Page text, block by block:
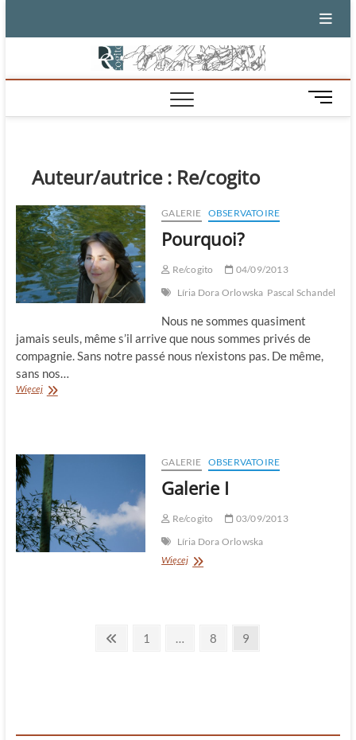
M
e
Auteur/autrice : Re/cogito
GALERIE OBSERVATOIRE
Pourquoi?
Re/cogito
04/09/2013
Líria Dora Orlowska Pascal Schandel
Nous ne sommes quasiment
jamais seuls, même s’il arrive que nous sommes privés de
compagnie. Sans notre passé nous n’existons pas. De même,
sans nos…
WięcejPourquoi?
GALERIE OBSERVATOIRE
Galerie I
Re/cogito
03/09/2013
Líria Dora Orlowska
WięcejGalerie
Pagination Previous
Page
1 … Page
8 Page
9